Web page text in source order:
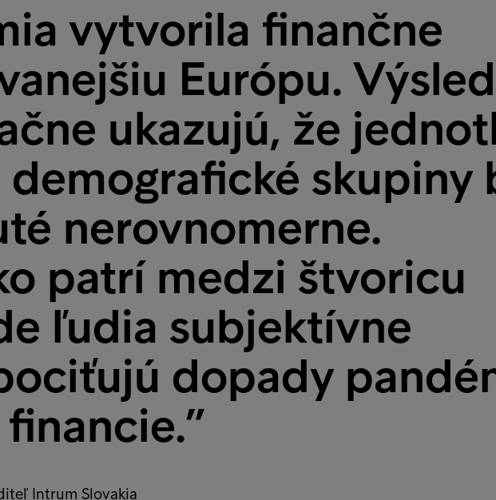
vytvorila finančne
Európu.
ukazujú, že
demografické skupiny
nerovnomerne.
patrí medzi štvoricu
ľudia subjektívne
dopady
Intrum Slovakia